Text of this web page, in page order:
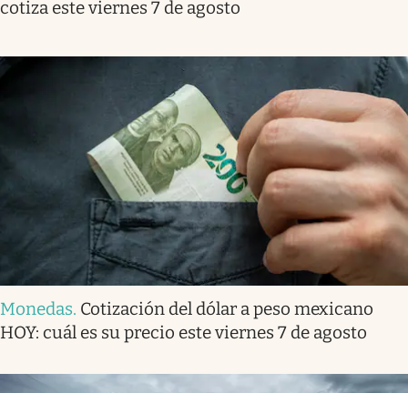
cotiza este viernes 7 de agosto
Monedas. Cotización del dólar a peso mexicano
HOY: cuál es su precio este viernes 7 de agosto